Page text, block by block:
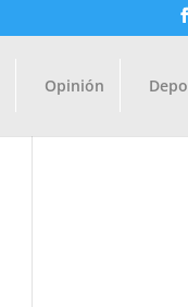
Opinión